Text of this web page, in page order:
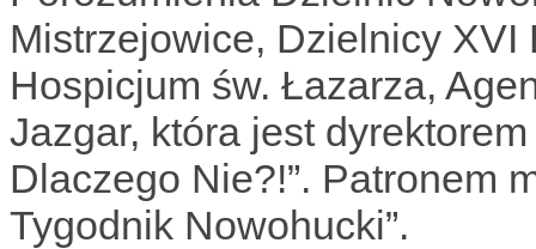
Mistrzejowice, Dzielnicy
Hospicjum św. Łazarza,
Jazgar, która jest
Dlaczego Nie?!”. Patronem
Tygodnik Nowohucki”.